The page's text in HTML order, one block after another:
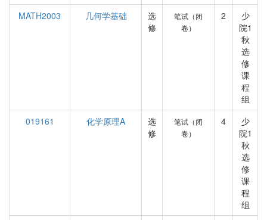
MATH2003
几何学基础
选
修
笔试（闭
卷）
2
少
院1
秋
选
修
课
程
组
019161
化学原理A
选
修
笔试（闭
卷）
4
少
院1
秋
选
修
课
程
组